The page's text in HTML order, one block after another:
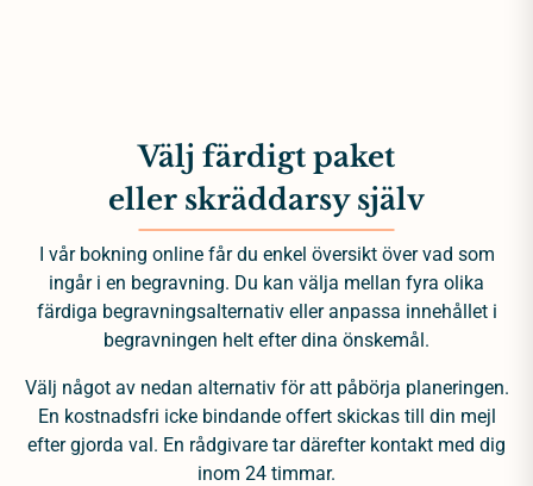
Välj färdigt paket
eller skräddarsy själv
I vår bokning online får du enkel översikt över vad som
ingår i en begravning. Du kan välja mellan fyra olika
färdiga begravningsalternativ eller anpassa innehållet i
begravningen helt efter dina önskemål.
Välj något av nedan alternativ för att påbörja planeringen.
En kostnadsfri icke bindande offert skickas till din mejl
efter gjorda val. En rådgivare tar därefter kontakt med dig
inom 24 timmar.